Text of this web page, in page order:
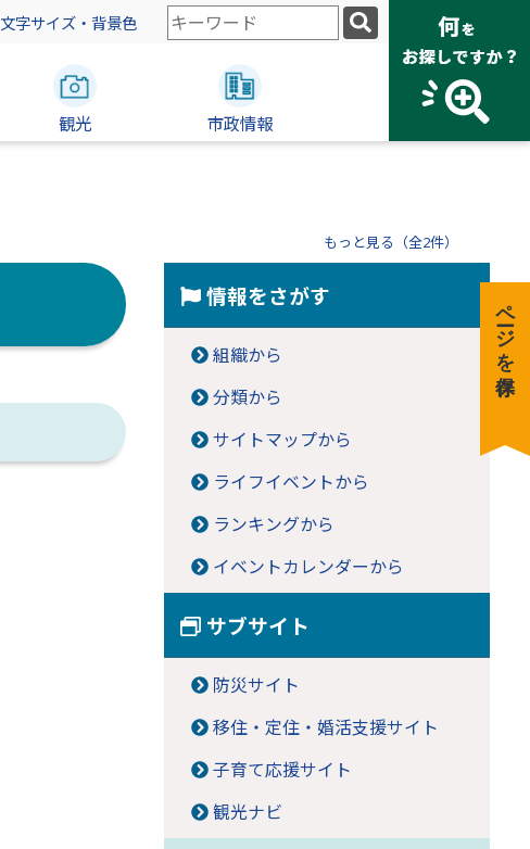
文字サイズ・背景色
検
索
ー
観光 市政情報
もっと見る（全2件）
情報をさがす
組織から
分類から
サイトマップから
ライフイベントから
ランキングから
イベントカレンダーから
サブサイト
防災サイト
移住・定住・婚活支援サイト
子育て応援サイト
観光ナビ
ページを保存